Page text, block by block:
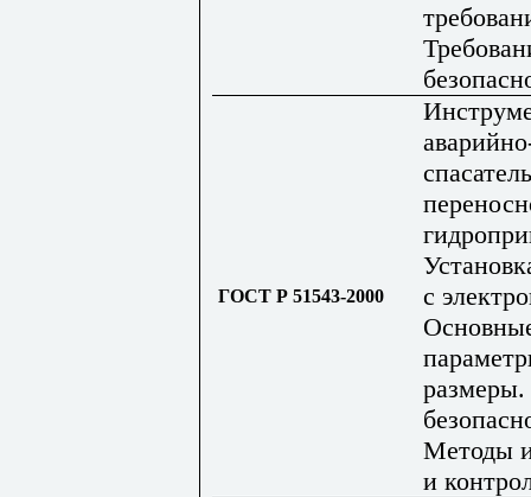
ГОСТ Р 51543-2000
с
размеры.
Методы
и